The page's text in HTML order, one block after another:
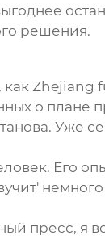
решения.
о плане
Уже
Его
пресс, я